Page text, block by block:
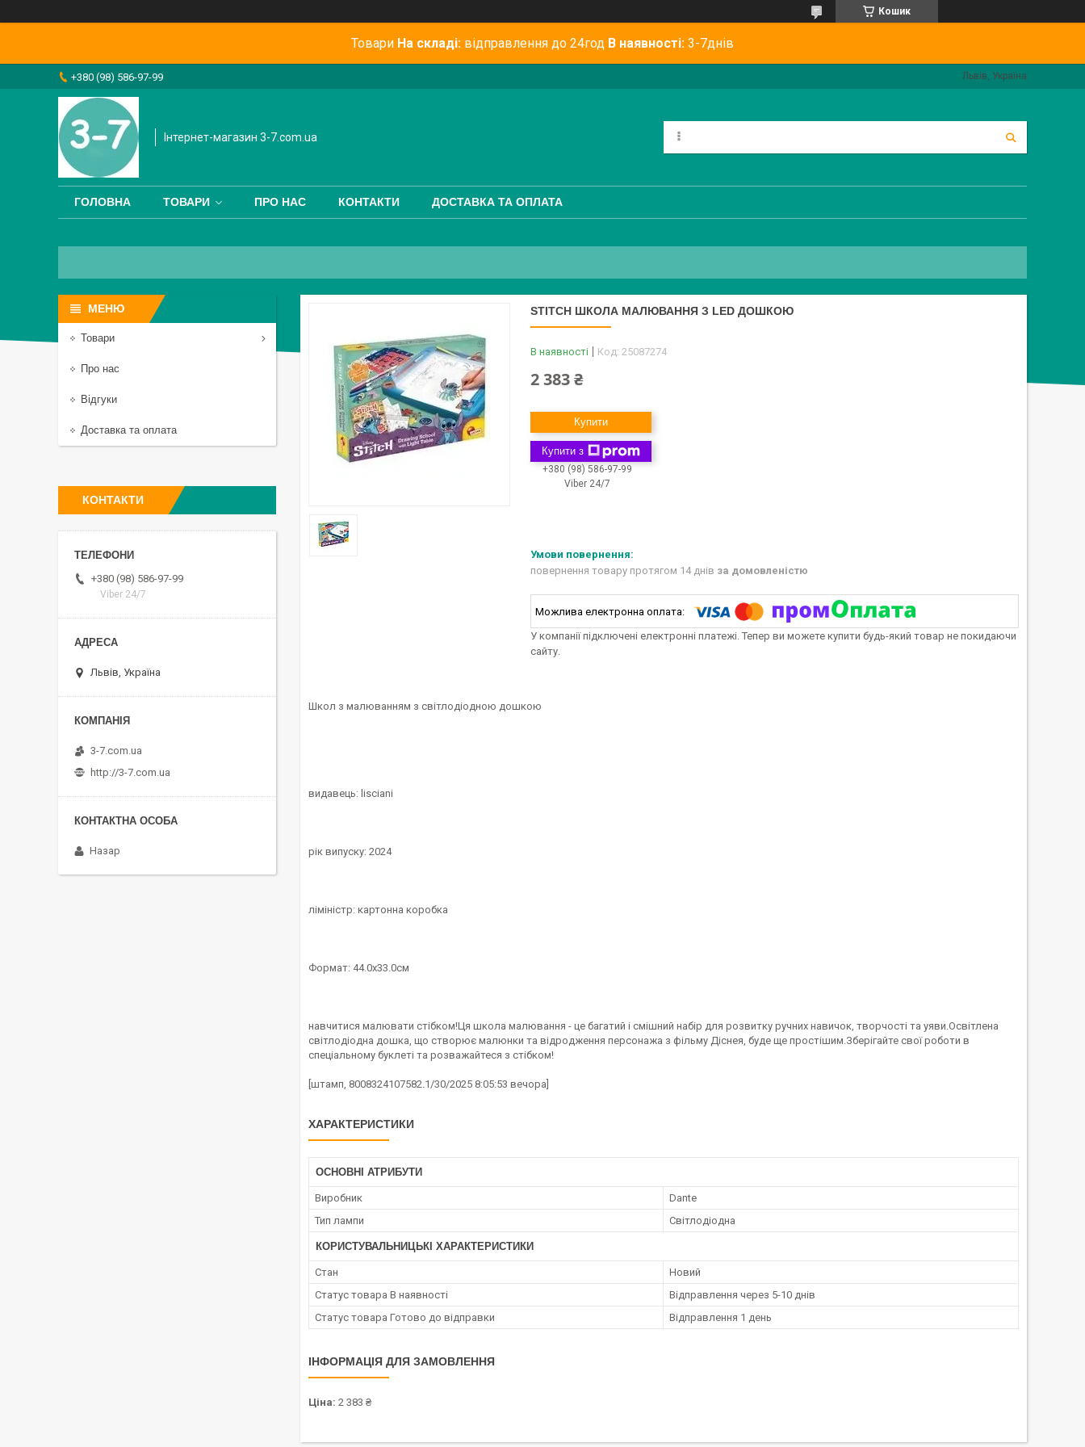
Кошик
Товари На складі: відправлення до 24год В наявності: 3-7днів
+380 (98) 586-97-99 Львів, Україна
Інтернет-магазин 3-7.com.ua
ГОЛОВНА ТОВАРИ ПРО НАС КОНТАКТИ ДОСТАВКА ТА ОПЛАТА
STITCH ШКОЛА МАЛЮВАННЯ З LED ДОШКОЮ
В наявності Код: 25087274
2 383 ₴
Купити
Купити з
+380 (98) 586-97-99
Viber 24/7
повернення товару протягом 14 днів за домовленістю
У компанії підключені електронні платежі. Тепер ви можете купити будь-який товар не покидаючи
сайту.
Школ з малюванням з світлодіодною дошкою
видавець: lisciani
рік випуску: 2024
ліміністр: картонна коробка
Формат: 44.0x33.0см
навчитися малювати стібком!Ця школа малювання - це багатий і смішний набір для розвитку ручних навичок, творчості та уяви.Освітлена
світлодіодна дошка, що створює малюнки та відродження персонажа з фільму Діснея, буде ще простішим.Зберігайте свої роботи в
спеціальному буклеті та розважайтеся з стібком!
[штамп, 8008324107582.1/30/2025 8:05:53 вечора]
ХАРАКТЕРИСТИКИ
ОСНОВНІ АТРИБУТИ
Виробник
Dante
Тип лампи
Світлодіодна
КОРИСТУВАЛЬНИЦЬКІ ХАРАКТЕРИСТИКИ
Стан
Новий
Статус товара В наявності
Відправлення через 5-10 днів
Статус товара Готово до відправки
Відправлення 1 день
ІНФОРМАЦІЯ ДЛЯ ЗАМОВЛЕННЯ
Ціна: 2 383 ₴
Товари
Про нас
Відгуки
Доставка та оплата
КОНТАКТИ
+380 (98) 586-97-99
Viber 24/7
Львів, Україна
3-7.com.ua
http://3-7.com.ua
Назар